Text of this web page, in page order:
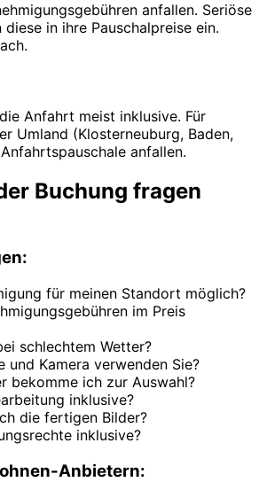
anfallen. Seriöse
in ihre Pauschalpreise ein.
Anfahrt meist inklusive. Für
Umland (Klosterneuburg, Baden,
anfallen.
Buchung fragen
für meinen Standort möglich?
im Preis
schlechtem Wetter?
und Kamera verwenden Sie?
bekomme ich zur Auswahl?
inklusive?
die fertigen Bilder?
inklusive?
Anbietern: